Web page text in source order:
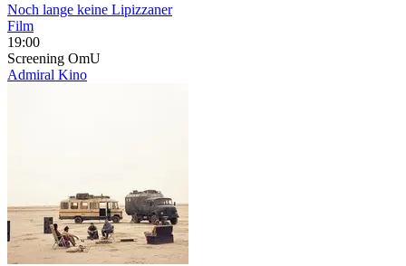
Noch lange keine Lipizzaner
Film
19:00
Screening OmU
Admiral Kino